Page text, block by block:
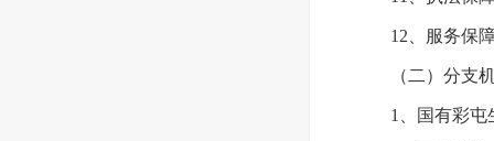
12、服务保
（二）分支
1、国有彩屯